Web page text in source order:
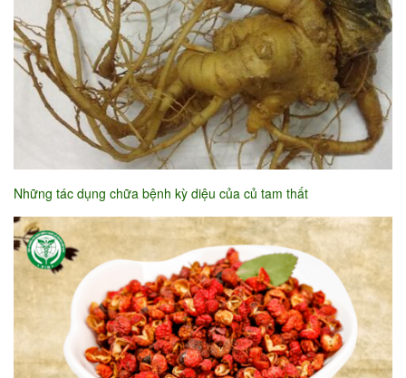
Những tác dụng chữa bệnh kỳ diệu của củ tam thất